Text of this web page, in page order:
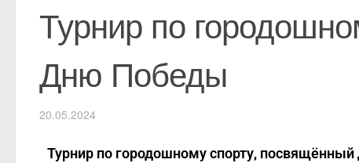
Турнир по
Дню Победы
20.05.2024
Турнир по городошному спорту,